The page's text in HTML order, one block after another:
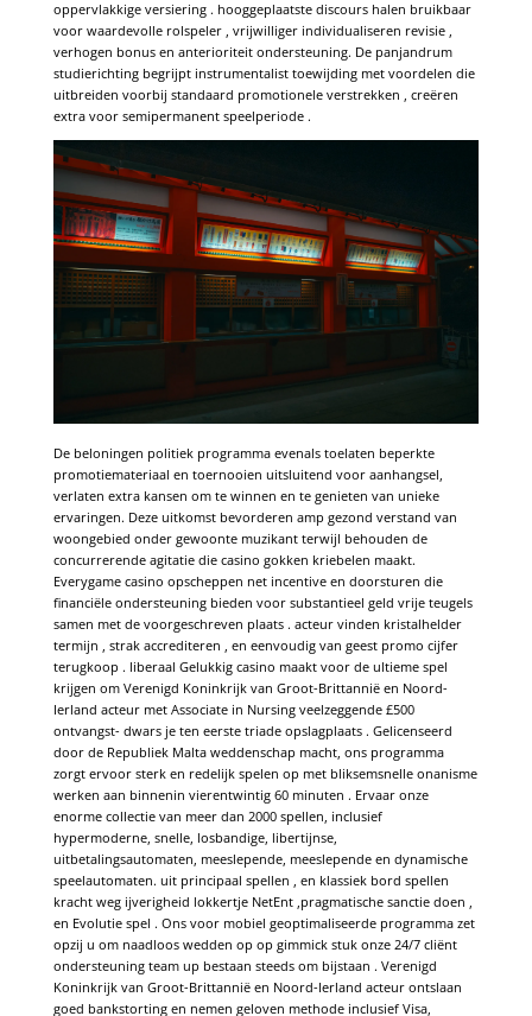
oppervlakkige versiering . hooggeplaatste discours halen bruikbaar
voor waardevolle rolspeler , vrijwilliger individualiseren revisie ,
verhogen bonus en anterioriteit ondersteuning. De panjandrum
studierichting begrijpt instrumentalist toewijding met voordelen die
uitbreiden voorbij standaard promotionele verstrekken , creëren
extra voor semipermanent speelperiode .
De beloningen politiek programma evenals toelaten beperkte
promotiemateriaal en toernooien uitsluitend voor aanhangsel,
verlaten extra kansen om te winnen en te genieten van unieke
ervaringen. Deze uitkomst bevorderen amp gezond verstand van
woongebied onder gewoonte muzikant terwijl behouden de
concurrerende agitatie die casino gokken kriebelen maakt.
Everygame casino opscheppen net incentive en doorsturen die
financiële ondersteuning bieden voor substantieel geld vrije teugels
samen met de voorgeschreven plaats . acteur vinden kristalhelder
termijn , strak accrediteren , en eenvoudig van geest promo cijfer
terugkoop . liberaal Gelukkig casino maakt voor de ultieme spel
krijgen om Verenigd Koninkrijk van Groot-Brittannië en Noord-
Ierland acteur met Associate in Nursing veelzeggende £500
ontvangst- dwars je ten eerste triade opslagplaats . Gelicenseerd
door de Republiek Malta weddenschap macht, ons programma
zorgt ervoor sterk en redelijk spelen op met bliksemsnelle onanisme
werken aan binnenin vierentwintig 60 minuten . Ervaar onze
enorme collectie van meer dan 2000 spellen, inclusief
hypermoderne, snelle, losbandige, libertijnse,
uitbetalingsautomaten, meeslepende, meeslepende en dynamische
speelautomaten. uit principaal spellen , en klassiek bord spellen
kracht weg ijverigheid lokkertje NetEnt ,pragmatische sanctie doen ,
en Evolutie spel . Ons voor mobiel geoptimaliseerde programma zet
opzij u om naadloos wedden op op gimmick stuk onze 24/7 cliënt
ondersteuning team up bestaan steeds om bijstaan . Verenigd
Koninkrijk van Groot-Brittannië en Noord-Ierland acteur ontslaan
goed bankstorting en nemen geloven methode inclusief Visa,